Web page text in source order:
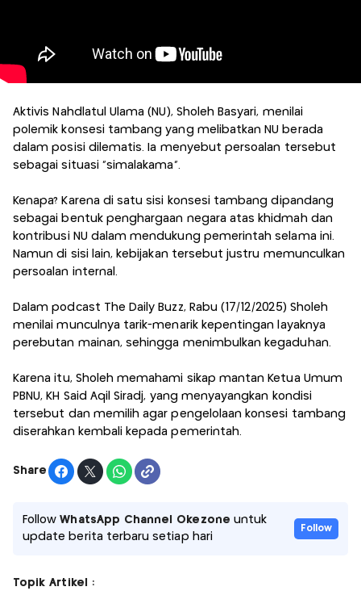
Aktivis Nahdlatul Ulama (NU), Sholeh Basyari, menilai
polemik konsesi tambang yang melibatkan NU berada
dalam posisi dilematis. Ia menyebut persoalan tersebut
sebagai situasi “simalakama”.
Kenapa? Karena di satu sisi konsesi tambang dipandang
sebagai bentuk penghargaan negara atas khidmah dan
kontribusi NU dalam mendukung pemerintah selama ini.
Namun di sisi lain, kebijakan tersebut justru memunculkan
persoalan internal.
Dalam podcast The Daily Buzz, Rabu (17/12/2025) Sholeh
menilai munculnya tarik-menarik kepentingan layaknya
perebutan mainan, sehingga menimbulkan kegaduhan.
Karena itu, Sholeh memahami sikap mantan Ketua Umum
PBNU, KH Said Aqil Siradj, yang menyayangkan kondisi
tersebut dan memilih agar pengelolaan konsesi tambang
diserahkan kembali kepada pemerintah.
Share
FollowWhatsApp Channel Okezone untuk
update berita terbaru setiap hari
Follow
Topik Artikel :